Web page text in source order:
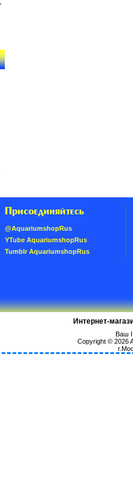
Присоединяйтесь
@AquariumshopRus
YTube AquariumshopRus
Tumblr AquariumshopRus
Интернет-
Ваш
Copyright © 2026